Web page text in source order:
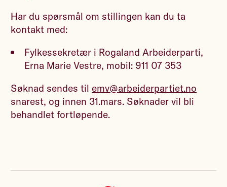
Har du spørsmål om stillingen kan du ta
kontakt med:
Fylkessekretær i Rogaland Arbeiderparti,
Erna Marie Vestre, mobil: 911 07 353
Søknad sendes til emv@arbeiderpartiet.no
snarest, og innen 31.mars. Søknader vil bli
behandlet fortløpende.